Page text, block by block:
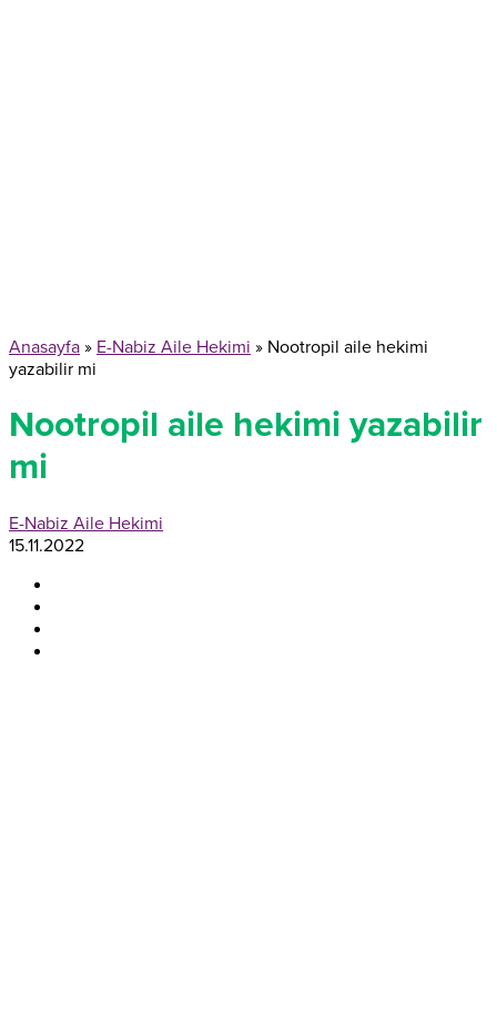
Anasayfa » E-Nabiz Aile Hekimi » Nootropil aile hekimi
yazabilir mi
Nootropil aile hekimi yazabilir
mi
E-Nabiz Aile Hekimi
15.11.2022